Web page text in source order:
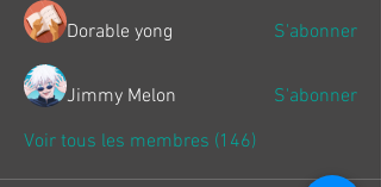
Dorable yong S'abonner
Jimmy Melon
S'abonner
Voir tous les membres (146)